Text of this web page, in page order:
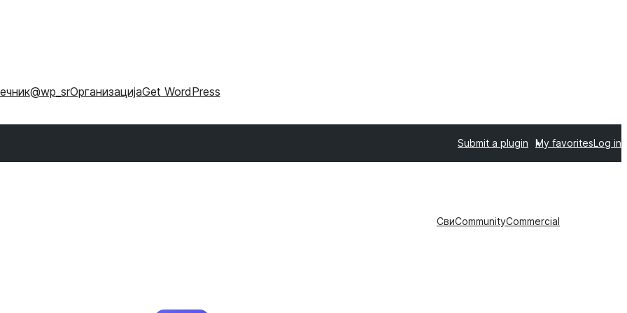
@wp_srОрганизацијаGet WordPress
Submit a plugin My favoritesLog in
СвиCommunityCommercial